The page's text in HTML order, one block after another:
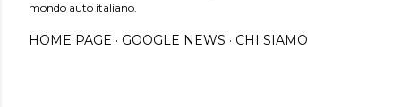
mondo auto italiano.
HOME PAGE GOOGLE NEWS CHI SIAMO